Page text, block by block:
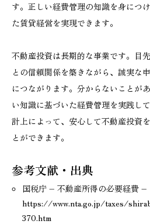
す。正しい経費管理の知識を身につ
た賃貸経営を実現できます。
不動産投資は長期的な事業です。目
との信頼関係を築きながら、誠実な
につながります。分からないことが
い知識に基づいた経費管理を実践し
計上によって、安心して不動産投資
とができます。
参考文献・出典
国税庁 – 不動産所得の必要経費 –
https://www.nta.go.jp/taxes/
370.htm